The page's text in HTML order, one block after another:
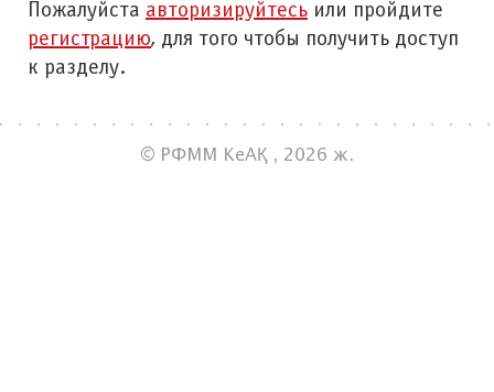
Пожалуйста авторизируйтесь или пройдите
регистрацию, для того чтобы получить доступ
к разделу.
© РФММ КеАҚ , 2026 ж.